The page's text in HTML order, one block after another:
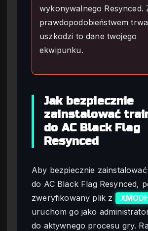
wykonywalnego Resynced.
prawdopodobieństwem
uszkodzi to dane twojego
ekwipunku.
Jak bezpiecznie
zainstalować
do AC Black Flag
Resynced
Aby bezpiecznie
do AC Black Flag Resynced,
zweryfikowany plik z
uruchom go jako
do aktywnego procesu gry.